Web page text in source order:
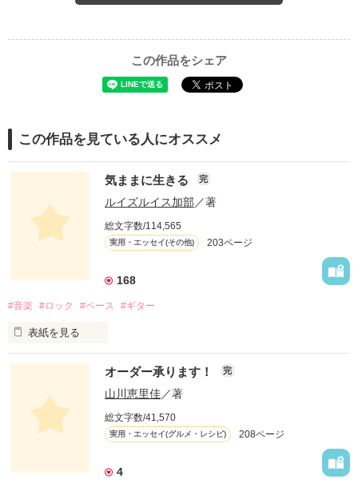
この作品をシェア
この作品を見ている人にオススメ
気ままに生きる 完
ルイズルイス加部 ／著
総文字数/114,565
実用・エッセイ(その他) 203ページ
168
#音楽 #ロック #ベース #ギター
表紙を見る
どういうふうに生きるとかはあまり考えていなかったよ。
自分が楽しいこと、好きなことだけやってきたね。
オーダー承ります！ 完
山川恵里佳／著
総文字数/41,570
実用・エッセイ(グルメ・レシピ) 208ページ
4